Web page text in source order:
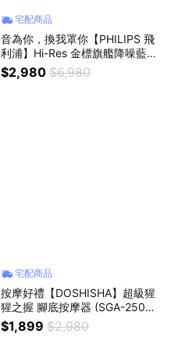
宅配商品
音為你，換我罩你【PHILIPS 飛
利浦】Hi-Res 金標旗艦降噪藍牙
耳罩耳機 (TAH8000) 獅子座/獅
子座生日/生日禮物/降噪/環境音
$2,980 $6,980
宅配商品
按摩好禮【DOSHISHA】超級猩
猩之握 腳底按摩器 (SGA-2501)
獅子座/獅子座生日/生日禮物/父
親節/情人節/舒適按摩/氣壓式按
$1,899 $2,980